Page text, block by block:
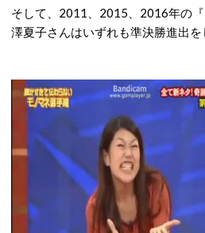
そして、2011、2015、2016年の
澤夏子さんはいずれも準決勝進出を